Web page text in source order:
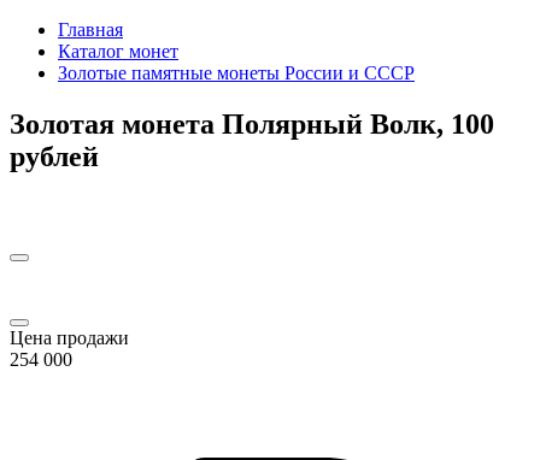
Главная
Каталог монет
Золотые памятные монеты России и СССР
Золотая монета Полярный Волк, 100
рублей
Цена продажи
254 000